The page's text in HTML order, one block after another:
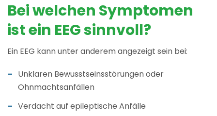
Bei welchen Symptomen
ist ein EEG sinnvoll?
Ein EEG kann unter anderem angezeigt sein bei:
Unklaren Bewusstseinsstörungen oder
Ohnmachtsanfällen
Verdacht auf epileptische Anfälle